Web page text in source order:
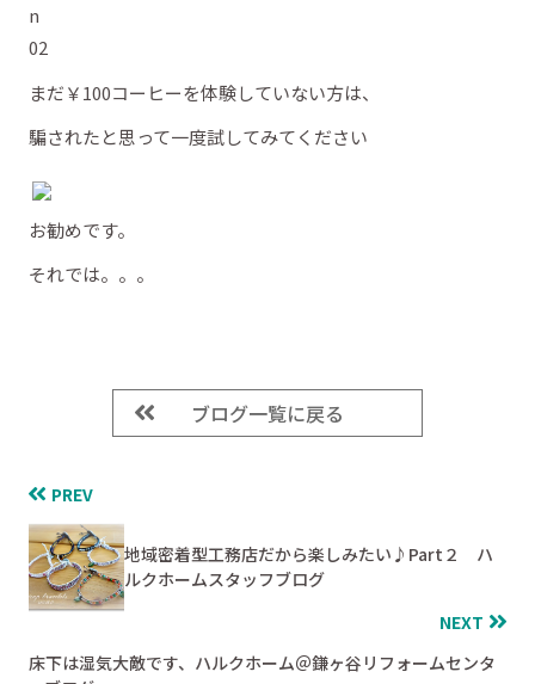
まだ￥100コーヒーを体験していない方は、
騙されたと思って一度試してみてください
お勧めです。
それでは。。。
ブログ一覧に戻る
PREV
地域密着型工務店だから楽しみたい♪Part２ ハ
ルクホームスタッフブログ
NEXT
床下は湿気大敵です、ハルクホーム＠鎌ヶ谷リフォームセンタ